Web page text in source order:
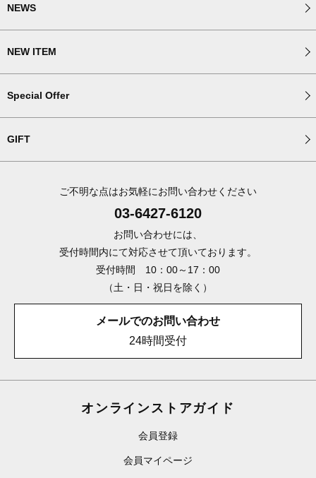
NEWS
NEW ITEM
Special Offer
GIFT
ご不明な点はお気軽にお問い合わせください
03-6427-6120
お問い合わせには、
受付時間内にて対応させて頂いております。
受付時間 10：00～17：00
（土・日・祝日を除く）
メールでのお問い合わせ
24時間受付
オンラインストアガイド
会員登録
会員マイページ